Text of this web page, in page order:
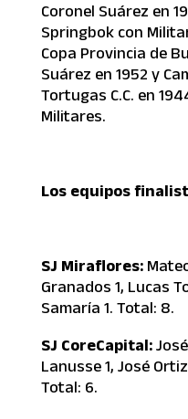
Coronel Suárez en
Springbok con
Copa Provincia de
Suárez en 1952 y
Tortugas C.C. en
Militares.
Los equipos
SJ Miraflores:
Granados 1, Lucas
Samaría 1. Total: 8.
SJ CoreCapital:
Lanusse 1, José
Total: 6.